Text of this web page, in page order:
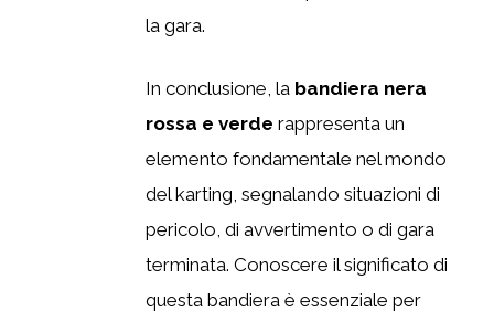
la gara.
In conclusione, la bandiera nera
rossa e verde rappresenta un
elemento fondamentale nel mondo
del karting, segnalando situazioni di
pericolo, di avvertimento o di gara
terminata. Conoscere il significato di
questa bandiera è essenziale per